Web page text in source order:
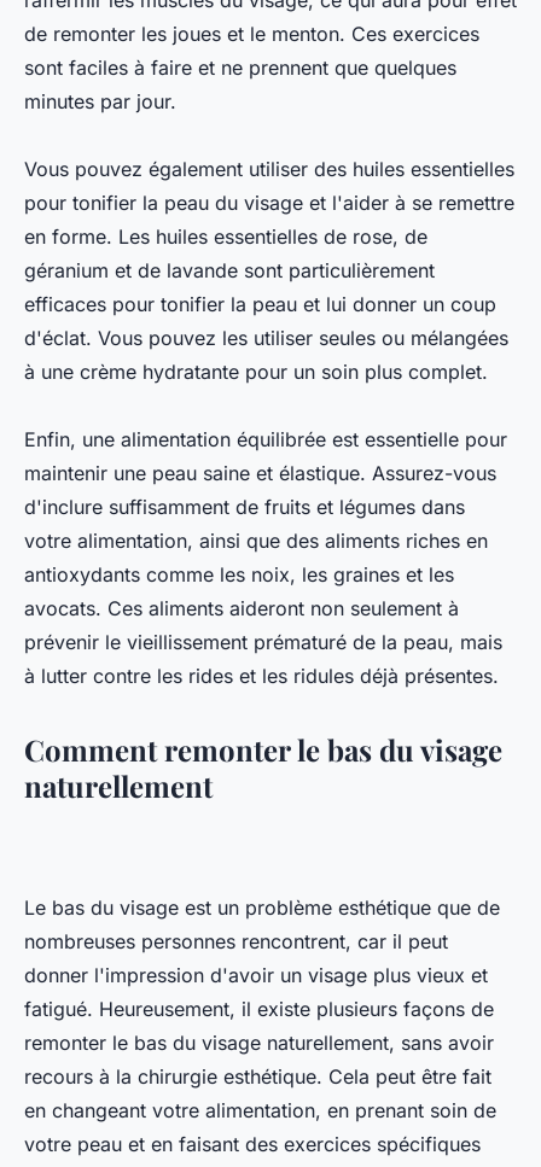
de remonter les joues et le menton. Ces exercices
sont faciles à faire et ne prennent que quelques
minutes par jour.
Vous pouvez également utiliser des huiles essentielles
pour tonifier la peau du visage et l'aider à se remettre
en forme. Les huiles essentielles de rose, de
géranium et de lavande sont particulièrement
efficaces pour tonifier la peau et lui donner un coup
d'éclat. Vous pouvez les utiliser seules ou mélangées
à une crème hydratante pour un soin plus complet.
Enfin, une alimentation équilibrée est essentielle pour
maintenir une peau saine et élastique. Assurez-vous
d'inclure suffisamment de fruits et légumes dans
votre alimentation, ainsi que des aliments riches en
antioxydants comme les noix, les graines et les
avocats. Ces aliments aideront non seulement à
prévenir le vieillissement prématuré de la peau, mais
à lutter contre les rides et les ridules déjà présentes.
Comment remonter le bas du visage
naturellement
Le bas du visage est un problème esthétique que de
nombreuses personnes rencontrent, car il peut
donner l'impression d'avoir un visage plus vieux et
fatigué. Heureusement, il existe plusieurs façons de
remonter le bas du visage naturellement, sans avoir
recours à la chirurgie esthétique. Cela peut être fait
en changeant votre alimentation, en prenant soin de
votre peau et en faisant des exercices spécifiques